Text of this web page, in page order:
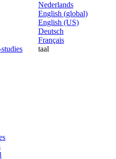
Nederlands
English (global)
English (US)
Deutsch
Français
taal